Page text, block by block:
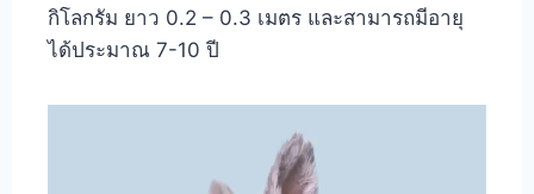
กิโลกรัม ยาว 0.2 – 0.3 เมตร และสามารถมีอายุ
ได้ประมาณ 7-10 ปี